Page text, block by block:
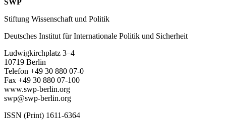
Stiftung Wissenschaft und Politik
Deutsches Institut für Internationale Politik und Sicherheit
Ludwigkirchplatz 3–4
10719 Berlin
Telefon +49 30 880 07-0
Fax +49 30 880 07-100
www.swp-berlin.org
swp@swp-berlin.org
ISSN (Print) 1611-6364